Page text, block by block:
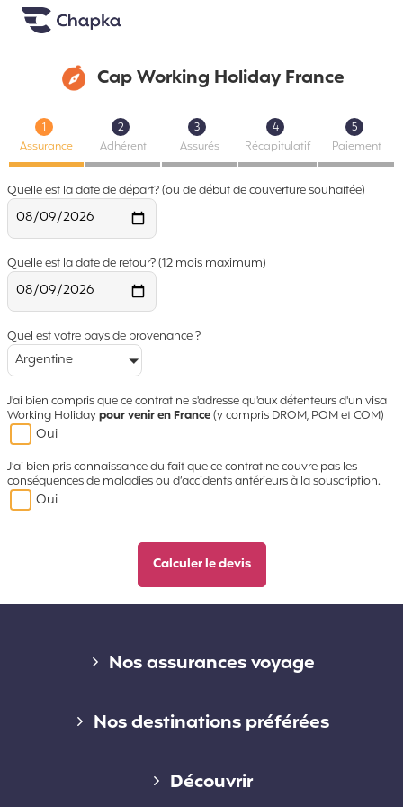
Aller directement au contenu
Chapka Assurances Voyages
Cap Working Holiday France
1
Assurance
2
Adhérent
3
Assurés
4
Récapitulatif
5
Paiement
Quelle est la date de départ? (ou de début de couverture souhaitée)
Quelle est la date de retour? (12 mois maximum)
Quel est votre pays de provenance ?
Argentine
J'ai bien compris que ce contrat ne s'adresse qu'aux détenteurs d'un visa
Working Holidaypour venir en France(y compris DROM, POM et COM)
Oui
J’ai bien pris connaissance du fait que ce contrat ne couvre pas les
conséquences de maladies ou d’accidents antérieurs à la souscription.
Oui
Nos assurances voyage
Assurance voyage courte durée
Nos destinations préférées
Assurance voyage en Australie
Découvrir